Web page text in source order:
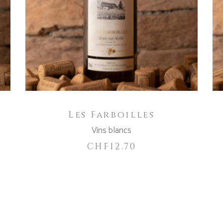
IN DEN WARENKORB
Les Farboilles
Vins blancs
CHF 12.70